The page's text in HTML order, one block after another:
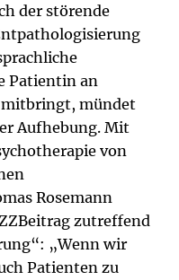
der störende
Patientin an
mitbringt, mündet
Aufhebung. Mit
von
Rosemann
zutreffend
„Wenn wir
Patienten zu